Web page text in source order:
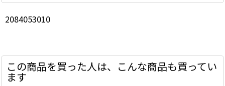
2084053010
この商品を買った人は、こんな商品も買ってい
ます